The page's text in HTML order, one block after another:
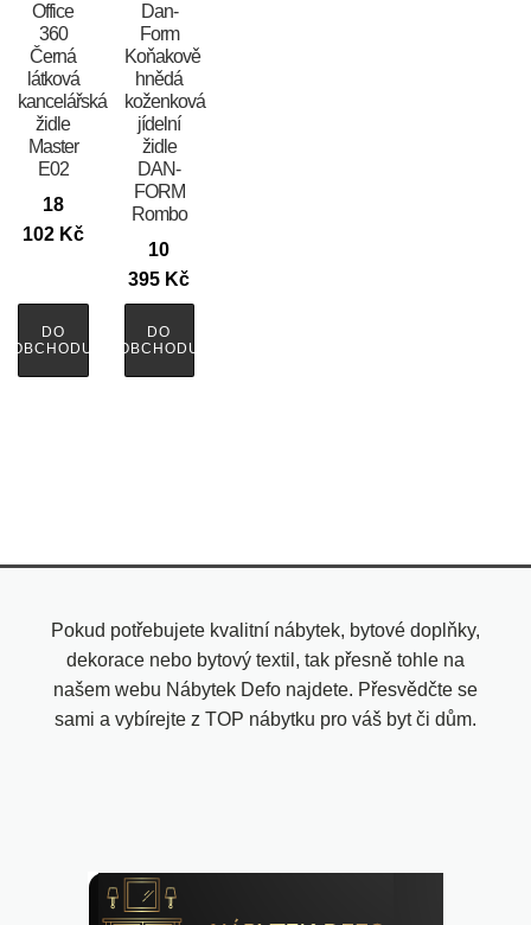
Office
360
Černá
látková
kancelářská
židle
Master
E02
18
102 Kč
DO
OBCHODU
​​​​​Dan-
Form
Koňakově
hnědá
koženková
jídelní
židle
DAN-
FORM
Rombo
10
395 Kč
DO
OBCHODU
Pokud potřebujete kvalitní nábytek, bytové doplňky,
dekorace nebo bytový textil, tak přesně tohle na
našem webu Nábytek Defo najdete. Přesvědčte se
sami a vybírejte z TOP nábytku pro váš byt či dům.